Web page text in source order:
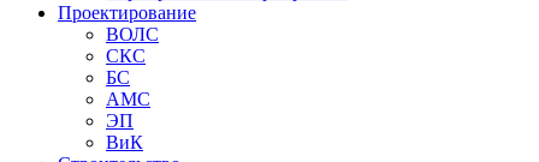
Проектирование
ВОЛС
СКС
БС
АМС
ЭП
ВиК